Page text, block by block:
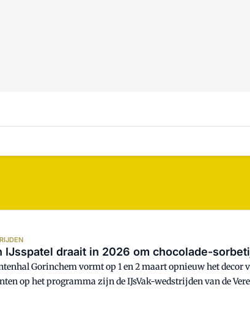
IJsspatel draait in 2026 om chocolade-
Gorinchem vormt op 1 en 2 maart opnieuw het decor
op het programma zijn de IJsVak-wedstrijden van de